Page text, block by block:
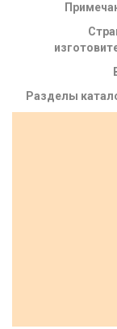
Разделы